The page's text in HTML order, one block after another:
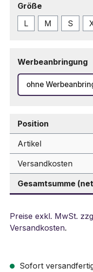
Größeauswählen
L
M S
Werbeanbringung
ohne
Position
Artikel
Versandkosten
Gesamtsumme
Preise exkl. MwSt.
Versandkosten.
Sofort